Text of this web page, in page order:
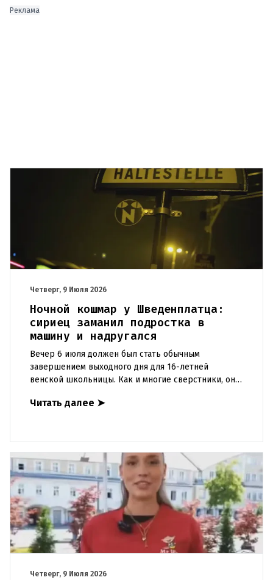
Реклама
Четверг, 9 Июля 2026
Ночной кошмар у Шведенплатца:
сириец заманил подростка в
машину и надругался
Вечер 6 июля должен был стать обычным
завершением выходного дня для 16-летней
венской школьницы. Как и многие сверстники, она
Шведенплатц – оживлённом узле, г
Читать далее ➤
Четверг, 9 Июля 2026